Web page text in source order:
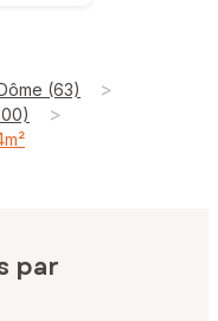
(63) >
>
par